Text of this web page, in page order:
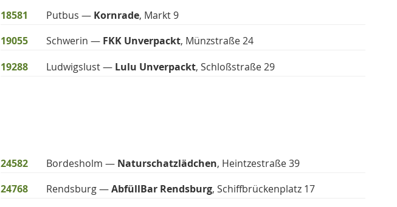
18581
Putbus — Kornrade, Markt 9
19055
Schwerin — FKK Unverpackt, Münzstraße 24
19288
Ludwigslust — Lulu Unverpackt, Schloßstraße 29
24582 Bordesholm — Naturschatzlädchen, Heintzestraße 39
24768
Rendsburg —AbfüllBar Rendsburg, Schiffbrückenplatz 17